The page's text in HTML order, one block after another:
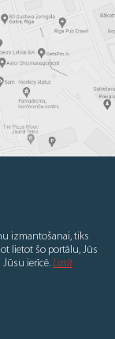
izmantošanai, tiks
lietot šo portālu, Jūs
ierīcē. Lasīt